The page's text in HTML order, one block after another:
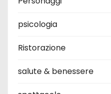
psicologia
Ristorazione
salute & benessere